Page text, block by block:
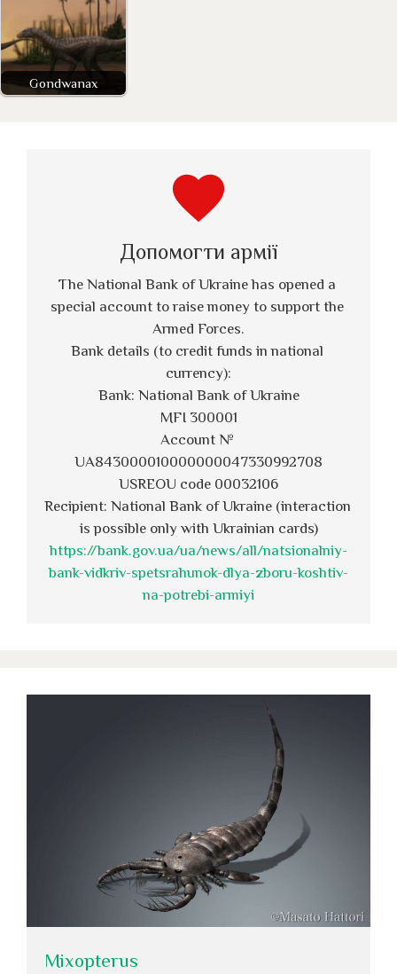
Gondwanax
favorite
Допомогти армії
The National Bank of Ukraine has opened a
special account to raise money to support the
Armed Forces.
Bank details (to credit funds in national
currency):
Bank: National Bank of Ukraine
MFI 300001
Account №
UA843000010000000047330992708
USREOU code 00032106
Recipient: National Bank of Ukraine (interaction
is possible only with Ukrainian cards)
https://bank.gov.ua/ua/news/all/natsionalniy-
bank-vidkriv-spetsrahunok-dlya-zboru-koshtiv-
na-potrebi-armiyi
Mixopterus